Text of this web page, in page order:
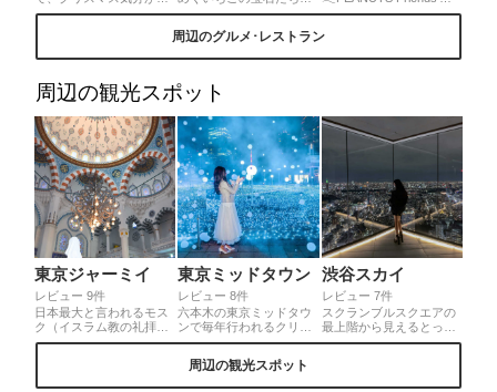
わえるアフタヌーンティ
ボリーでプチ贅沢気分を
トのような可愛いスイー
ツをいただけば一気にク
美味しい紅茶と共にぜひ
リッチなティータイム
を。
希少なルビーチョコレー
トや白いちごなどレアな
食材にも出会えちゃう夢
のアフタヌーンティー♪
Afternoon Tea(･¨
者チャールズ・M・シュ
ルツ氏の生誕100周年記
ぼちゃグラタンとカツバ
ーガーが特に絶品𓌈✧
周辺のグルメ･レストラン
周辺の観光スポット
東京ジャーミイ
レビュー 9件
日本最大と言われるモス
ク（イスラム教の礼拝
堂）。普段あまり目にす
の建築を国内で楽しめる
東京ミッドタウン
レビュー 8件
六本木の東京ミッドタウ
ンで毎年行われるクリス
マスイルミネーション。1
番の見どころは「スター
ライトガーデン 2019」。
たくさんのLEDと光るス
渋谷スカイ
レビュー 7件
スクランブルスクエアの
最上階から見えるとっっ
ても綺麗な夜景🌙🌃すご
のもオススメです✌︎東京
周辺の観光スポット